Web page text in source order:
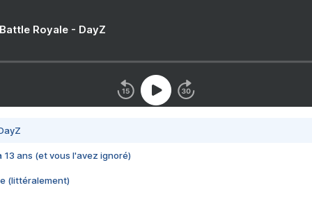
Royale - DayZ
13 ans (et vous l'avez ignoré)
(littéralement)